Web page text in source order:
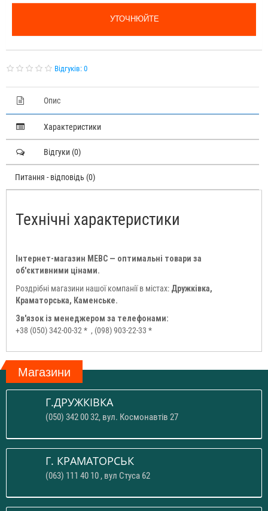
УТОЧНЮЙТЕ
Відгуків: 0
Опис
Характеристики
Відгуки (0)
Питання - відповідь (0)
Технічні характеристики
Інтернет-магазин МЕВС — оптимальні товари за
об'єктивними цінами.
Роздрібні магазини нашої компанії в містах: Дружківка,
Краматорська, Каменське.
Зв'язок із менеджером за телефонами:
+38 (050) 342-00-32 * , (098) 903-22-33 *
Магазини
Г.ДРУЖКІВКА
(050) 342 00 32, вул. Космонавтів 27
Г. КРАМАТОРСЬК
(063) 111 40 10 , вул Стуса 62